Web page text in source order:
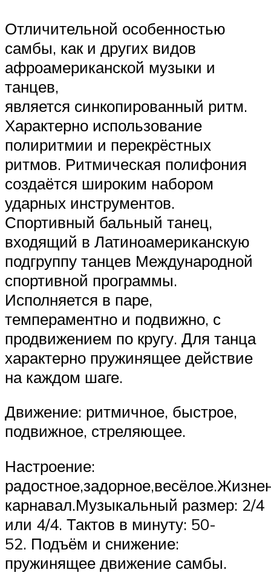
Отличительной особенностью
самбы, как и других видов
афроамериканской музыки и
танцев,
является синкопированный ритм.
Характерно использование
полиритмии и перекрёстных
ритмов. Ритмическая полифония
создаётся широким набором
ударных инструментов.
Спортивный бальный танец,
входящий в Латиноамериканскую
подгруппу танцев Международной
спортивной программы.
Исполняется в паре,
темпераментно и подвижно, с
продвижением по кругу. Для танца
характерно пружинящее действие
на каждом шаге.
Движение: ритмичное, быстрое,
подвижное, стреляющее.
Настроение:
карнавал.Музыкальный размер: 2/4
или 4/4. Тактов в минуту: 50-
52. Подъём и снижение:
пружинящее движение самбы.